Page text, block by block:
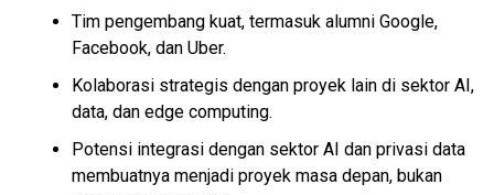
Tim pengembang kuat, termasuk alumni Google,
Facebook, dan Uber.
Kolaborasi strategis dengan proyek lain di sektor AI,
data, dan edge computing.
Potensi integrasi dengan sektor AI dan privasi data
membuatnya menjadi proyek masa depan, bukan